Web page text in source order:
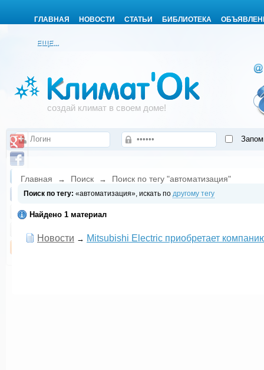
ГЛАВНАЯ НОВОСТИ СТАТЬИ БИБЛИОТЕКА
ЕЩЕ...
создай климат в своем доме!
Главная → Поиск → Поиск по тегу "автоматизация"
Поиск по тегу: «автоматизация», искать по другому тегу
Найдено 1 материал
Новости → Mitsubishi Electric приобретает